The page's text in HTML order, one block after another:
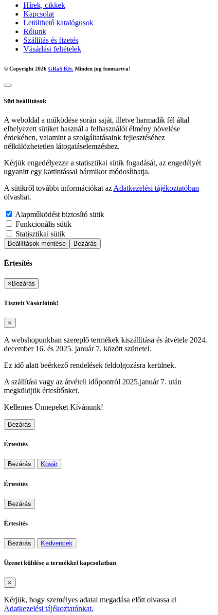
Hírek, cikkek
Kapcsolat
Letölthető katalógusok
Rólunk
Szállítás és fizetés
Vásárlási feltételek
© Copyright 2026 GRaS Kft. Minden jog fenntartva!
Süti beállítások
A weboldal a működése során saját, illetve harmadik fél által
elhelyezett sütiket használ a felhasználói élmény növelése
érdekében, valamint a szolgáltatásaink fejlesztéséhez
nélkülözhetetlen látogatáselemzéshez.
Kérjük engedélyezze a statisztikai sütik fogadását, az engedélyét
ugyanitt egy kattintással bármikor módosíthatja.
A sütikről további információkat az Adatkezelési tájékoztatóban
olvashat.
Alapműködést biztosító sütik
Funkcionális sütik
Statisztikai sütik
Beállítások mentése Bezárás
Értesítés
× Bezárás
Tisztelt Vásárlóink!
×
A webshopunkban szereplő termékek kiszállítása és átvétele 2024.
december 16. és 2025. január 7. között szünetel.
Ez idő alatt beérkező rendelések feldolgozásra kerülnek.
A szállítási vagy az átvételi időpontról 2025.január 7. után
megküldjük értesítőnket.
Kellemes Ünnepeket Kívánunk!
Bezárás
Értesítés
Bezárás Kosár
Értesítés
Bezárás
Értesítés
Bezárás Kedvencek
Üzenet küldése a termékkel kapcsolatban
×
Kérjük, hogy személyes adatai megadása előtt olvassa el
Adatkezelési tájékoztatónkat.